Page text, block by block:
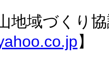
地域づくり
】